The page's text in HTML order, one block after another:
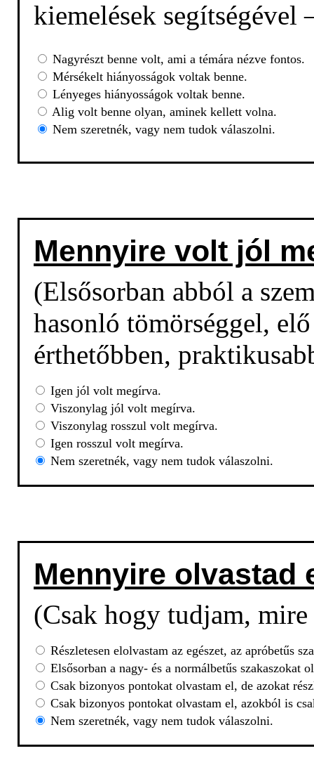
kiemelések
Nagyrészt benne volt, ami a témára nézve fontos.
Mérsékelt hiányosságok voltak benne.
Lényeges hiányosságok voltak benne.
Alig volt benne olyan, aminek kellett volna.
Nem szeretnék, vagy nem tudok válaszolni.
Mennyire volt jól
(Elsősorban abból a
hasonló tömörséggel,
érthetőbben,
Igen jól volt megírva.
Viszonylag jól volt megírva.
Viszonylag rosszul volt megírva.
Igen rosszul volt megírva.
Nem szeretnék, vagy nem tudok válaszolni.
Mennyire olvastad
(Csak hogy tudjam,
Részletesen elolvastam az egészet, az apróbetűs
Elsősorban a nagy- és a normálbetűs szakaszokat
Csak bizonyos pontokat olvastam el, de azokat
Csak bizonyos pontokat olvastam el, azokból is
Nem szeretnék, vagy nem tudok válaszolni.